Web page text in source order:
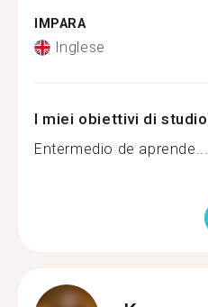
IMPARA
Inglese
I miei obiettivi di studio
Entermedio de aprende...